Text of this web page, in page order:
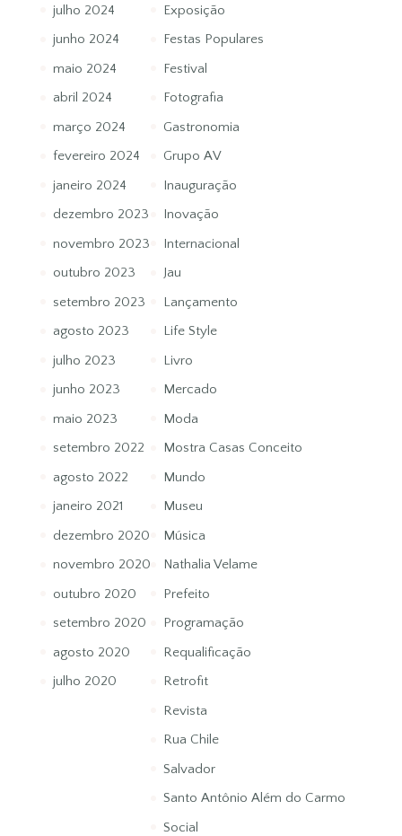
julho 2024
junho 2024
maio 2024
abril 2024
março 2024
fevereiro 2024
janeiro 2024
dezembro 2023
novembro 2023
outubro 2023
setembro 2023
agosto 2023
julho 2023
junho 2023
maio 2023
setembro 2022
agosto 2022
janeiro 2021
dezembro 2020
novembro 2020
outubro 2020
setembro 2020
agosto 2020
julho 2020
Exposição
Festas Populares
Festival
Fotografia
Gastronomia
Grupo AV
Inauguração
Inovação
Internacional
Jau
Lançamento
Life Style
Livro
Mercado
Moda
Mostra Casas Conceito
Mundo
Museu
Música
Nathalia Velame
Prefeito
Programação
Requalificação
Retrofit
Revista
Rua Chile
Salvador
Santo Antônio Além do Carmo
Social